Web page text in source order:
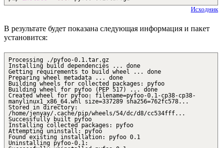
Исходник
В результате будет показана следующая информация и пакет
установится:
Processing ./pyfoo-0.1.tar.gz
Installing build dependencies ... done
Getting requirements to build wheel ... done
Preparing wheel metadata ... done
Building wheels for collected packages: pyfoo
Building wheel for pyfoo (PEP 517) ... done
Created wheel for pyfoo: filename=pyfoo-0.1-cp38-cp38-
manylinux1_x86_64.whl size=337289 sha256=762fc578...
Stored in directory:
/home/jenyay/.cache/pip/wheels/54/dc/d8/cc534fff...
Successfully built pyfoo
Installing collected packages: pyfoo
Attempting uninstall: pyfoo
Found existing installation: pyfoo 0.1
Uninstalling pyfoo-0.1: